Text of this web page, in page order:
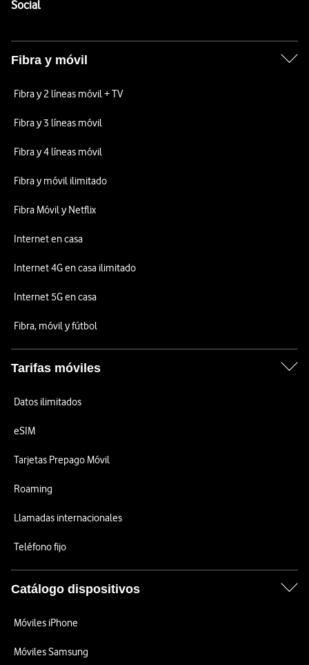
SocialEnlaces a las redes sociales de Vodafone
Fibra y móvil
Fibra y 2 líneas móvil + TV
Fibra y 3 líneas móvil
Fibra y 4 líneas móvil
Fibra y móvil ilimitado
Fibra Móvil y Netflix
Internet en casa
Internet 4G en casa ilimitado
Internet 5G en casa
Fibra, móvil y fútbol
Tarifas móviles
Datos ilimitados
eSIM
Tarjetas Prepago Móvil
Roaming
Llamadas internacionales
Teléfono fijo
Catálogo dispositivos
Móviles iPhone
Móviles Samsung